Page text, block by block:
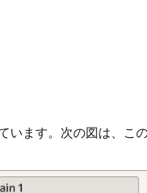
ます。次の図は、こ